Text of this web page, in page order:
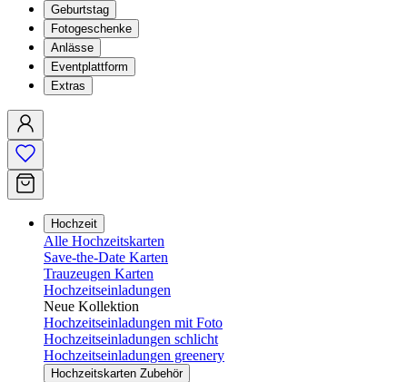
Geburtstag
Fotogeschenke
Anlässe
Eventplattform
Extras
Hochzeit
Alle Hochzeitskarten
Save-the-Date Karten
Trauzeugen Karten
Hochzeitseinladungen
Neue Kollektion
Hochzeitseinladungen mit Foto
Hochzeitseinladungen schlicht
Hochzeitseinladungen greenery
Hochzeitskarten Zubehör